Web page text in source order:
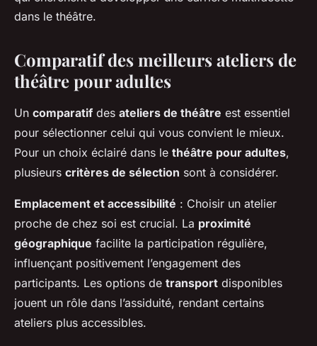
dans le théâtre.
Comparatif des meilleurs ateliers de
théâtre pour adultes
Un comparatif des ateliers de théâtre est essentiel
pour sélectionner celui qui vous convient le mieux.
Pour un choix éclairé dans le théâtre pour adultes,
plusieurs critères de sélection sont à considérer.
Emplacement et accessibilité : Choisir un atelier
proche de chez soi est crucial. La proximité
géographique facilite la participation régulière,
influençant positivement l’engagement des
participants. Les options de transport disponibles
jouent un rôle dans l’assiduité, rendant certains
ateliers plus accessibles.